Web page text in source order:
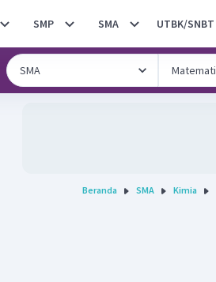
SMP SMA UTBK/SNBT
Beranda SMA Kimia